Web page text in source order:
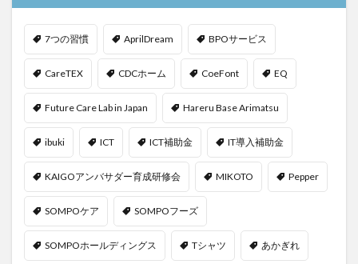
7つの習慣 AprilDream BPOサービス
CareTEX CDCホーム CoeFont EQ
Future Care Lab in Japan Hareru Base Arimatsu
ibuki ICT ICT補助金 IT導入補助金
KAIGOアンバサダー育成研修会 MIKOTO Pepper
SOMPOケア SOMPOフーズ
SOMPOホールディングス Tシャツ あかぎれ